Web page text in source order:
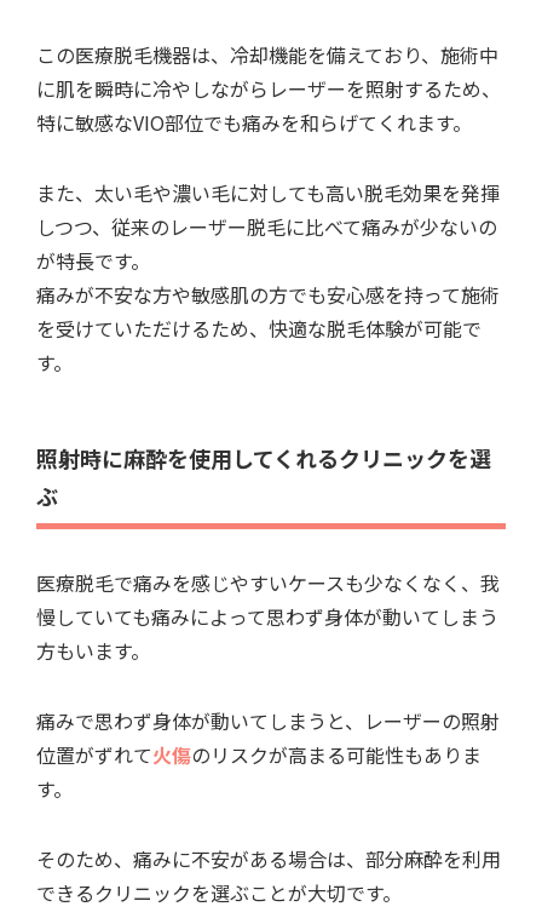
この医療脱毛機器は、冷却機能を備えており、施術中
に肌を瞬時に冷やしながらレーザーを照射するため、
特に敏感なVIO部位でも痛みを和らげてくれます。
また、太い毛や濃い毛に対しても高い脱毛効果を発揮
しつつ、従来のレーザー脱毛に比べて痛みが少ないの
が特長です。
痛みが不安な方や敏感肌の方でも安心感を持って施術
を受けていただけるため、快適な脱毛体験が可能で
す。
照射時に麻酔を使用してくれるクリニックを選
ぶ
医療脱毛で痛みを感じやすいケースも少なくなく、我
慢していても痛みによって思わず身体が動いてしまう
方もいます。
痛みで思わず身体が動いてしまうと、レーザーの照射
位置がずれて火傷のリスクが高まる可能性もありま
す。
そのため、痛みに不安がある場合は、部分麻酔を利用
できるクリニックを選ぶことが大切です。